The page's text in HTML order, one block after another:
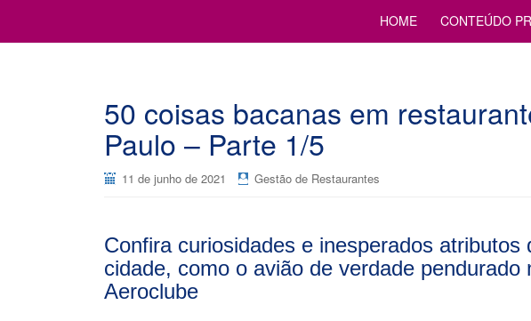
GESTÃO DE RESTAURANTES
HOME CONTEÚDO
50 coisas bacanas em
Paulo – Parte 1/5
11 de junho de 2021 Gestão de Restaurantes
Confira curiosidades e inesperados atributos
cidade, como o avião de verdade
Aeroclube